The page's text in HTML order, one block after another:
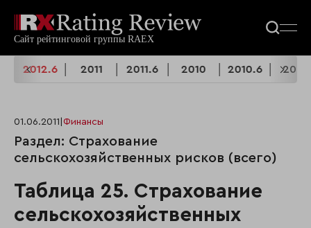
2012.6 2011 2011.6 2010 2010.6 2009
01.06.2011 Финансы
Раздел: Страхование
сельскохозяйственных рисков (всего)
Таблица 25. Страхование
сельскохозяйственных